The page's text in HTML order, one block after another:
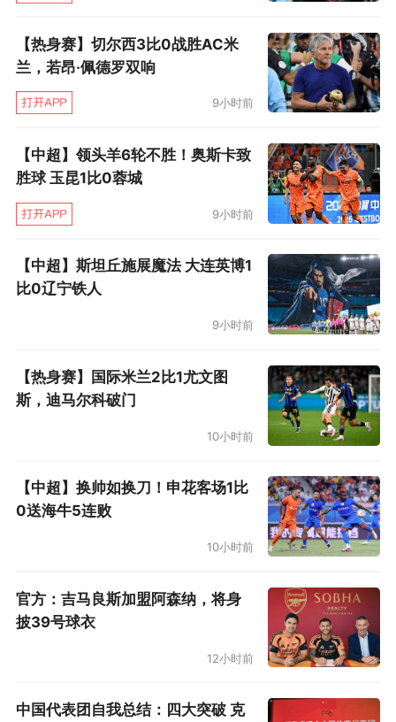
力一直被视作他的强项，无论是和球员的沟通，
还是和外界的沟通。
通，善于挖掘新人，技战术不死板，所有这些特
点，都可以说明阿莫林是执教曼联的理想人选。
然而疑问总是存在的，那就是：曼联是否适合阿
在里斯本竞技，整个管理层对阿莫林都非常配
合，当他要求花费2000万欧元去购买仍然效力英
豫。这种强大的配合和策应，是阿莫林迅速取得
成功的关键。
能否享有在里斯本竞技一样的决策参与度，这是
一个很大的疑问。荷兰媒体近日也在为滕哈赫喊
冤，认为他在曼联没有得到应有的支持。只有确
施展自己的能力，带领曼联重新走向辉煌。
【热身赛】切尔西3比0战胜AC米
兰，若昂·佩德罗双响
9小时前
【中超】领头羊6轮不胜！奥斯卡致
胜球 玉昆1比0蓉城
9小时前
【中超】斯坦丘施展魔法 大连英博1
比0辽宁铁人
9小时前
【热身赛】国际米兰2比1尤文图
斯，迪马尔科破门
10小时前
【中超】换帅如换刀！申花客场1比
0送海牛5连败
10小时前
官方：吉马良斯加盟阿森纳，将身
披39号球衣
12小时前
中国代表团自我总结：四大突破 克